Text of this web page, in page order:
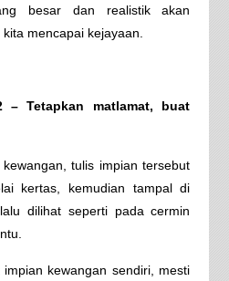
besar dan realistik akan
mencapai kejayaan.
– Tetapkan matlamat, buat
tulis impian tersebut
kertas, kemudian tampal di
dilihat seperti pada cermin
kewangan sendiri, mesti